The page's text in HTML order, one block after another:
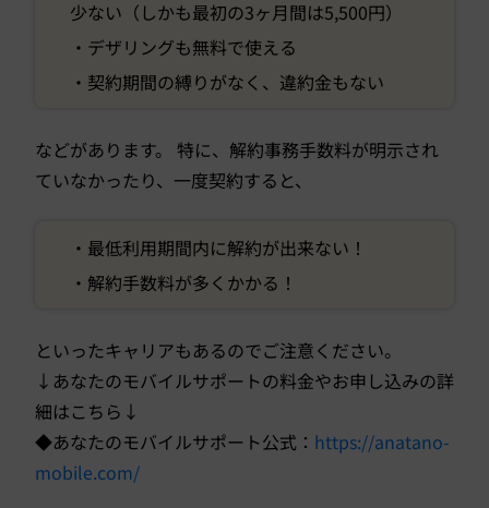
少ない（しかも最初の3ヶ月間は5,500円）
・デザリングも無料で使える
・契約期間の縛りがなく、違約金もない
などがあります。 特に、解約事務手数料が明示され
ていなかったり、一度契約すると、
・最低利用期間内に解約が出来ない！
・解約手数料が多くかかる！
といったキャリアもあるのでご注意ください。
↓あなたのモバイルサポートの料金やお申し込みの詳
細はこちら↓
◆あなたのモバイルサポート公式： https://anatano-
mobile.com/